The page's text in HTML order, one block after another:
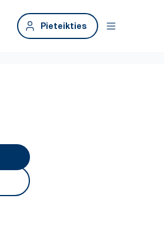
Pieteikties